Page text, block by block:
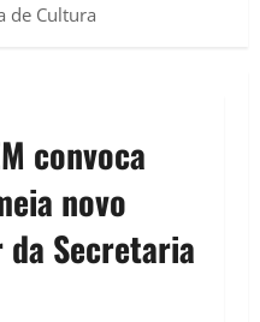
de Cultura
convoca
novo
Secretaria